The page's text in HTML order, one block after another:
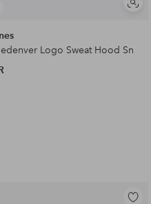
Näytä
Logo Sweat Hood Sn